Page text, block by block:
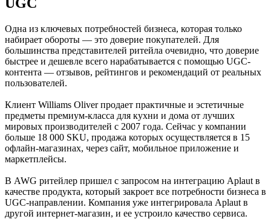
Одна из ключевых потребностей бизнеса, которая только
набирает обороты — это доверие покупателей. Для
большинства представителей ритейла очевидно, что доверие
быстрее и дешевле всего нарабатывается с помощью UGC-
контента — отзывов, рейтингов и рекомендаций от реальных
пользователей.
Клиент Williams Oliver продает практичные и эстетичные
предметы премиум-класса для кухни и дома от лучших
мировых производителей с 2007 года. Сейчас у компании
больше 18 000 SKU, продажа которых осуществляется в 15
офлайн-магазинах, через сайт, мобильное приложение и
маркетплейсы.
В AWG ритейлер пришел с запросом на интеграцию Aplaut в
качестве продукта, который закроет все потребности бизнеса в
UGC-направлении. Компания уже интегрировала Aplaut в
другой интернет-магазин, и ее устроило качество сервиса.